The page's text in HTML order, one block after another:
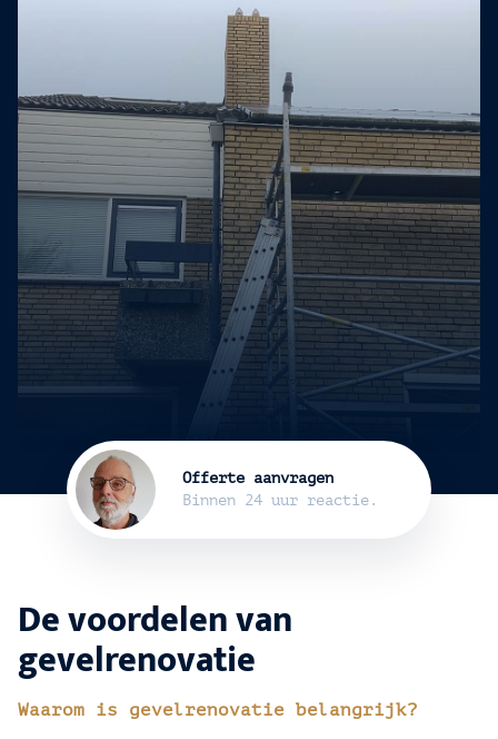
Offerte aanvragen
Binnen 24 uur reactie.
Offerte aanvragen
Binnen 24 uur reactie.
De voordelen van
gevelrenovatie
Waarom is gevelrenovatie belangrijk?